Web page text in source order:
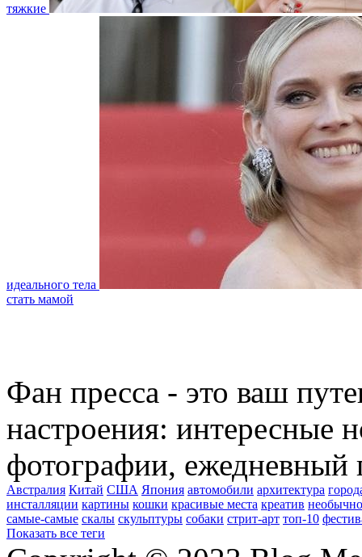
тяжкие
идеального тела
стать мамой
Фан пресса - это ваш
настроения: интересные
фотографии, ежедневный
Австралия Китай США Япония автомобили архитектура
инсталляции картины кошки красивые места креатив
самые-самые скалы скульптуры собаки стрит-арт топ-10
Показать все теги